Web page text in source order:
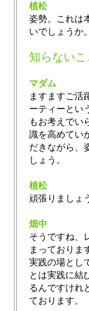
植松
姿勢。これは
いでしょうか
知らない
マダム
ますますご活
ーティーとい
もお考えでい
識を高めてい
だきながら、
しょう。
植松
頑張りましょ
畑中
そうですね、
まっておりま
実践の場とし
とは実践に結
るんですけれ
ております。